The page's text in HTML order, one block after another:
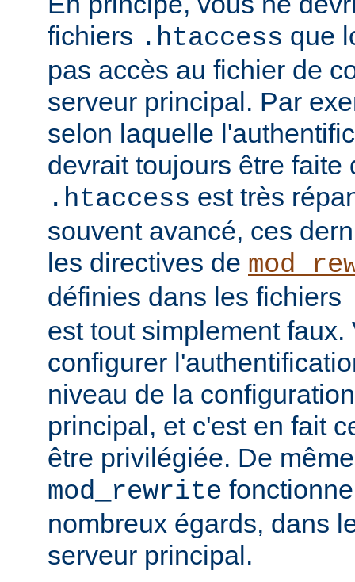
fichiers .htaccess que
pas accès au fichier de
serveur principal. Par
selon laquelle
devrait toujours être faite
.htaccess est très
souvent avancé, ces
les directives de
définies dans les fichiers
est tout simplement faux.
configurer
niveau de la
principal, et c'est en fait
être privilégiée. De
mod_rewrite
nombreux égards, dans
serveur principal.